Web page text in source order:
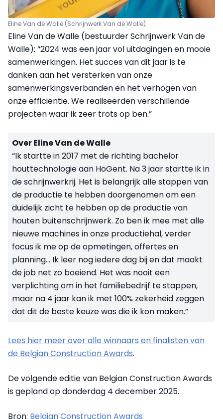
Eline Van de Walle (Schrijnwerk Van de Walle)
Eline Van de Walle (bestuurder Schrijnwerk Van de
Walle): “2024 was een jaar vol uitdagingen en mooie
samenwerkingen. Het succes van dit jaar is te
danken aan het versterken van onze
samenwerkingsverbanden en het verhogen van
onze efficiëntie. We realiseerden verschillende
projecten waar ik zeer trots op ben.”
Over Eline Van de Walle
“Ik startte in 2017 met de richting bachelor
houttechnologie aan HoGent. Na 3 jaar startte ik in
de schrijnwerkrij. Het is belangrijk alle stappen van
de productie te hebben doorgenomen om een
duidelijk zicht te hebben op de productie van
houten buitenschrijnwerk. Zo ben ik mee met alle
nieuwe machines in onze productiehal, verder
focus ik me op de opmetingen, offertes en
planning… Ik leer nog iedere dag bij en dat maakt
de job net zo boeiend. Het was nooit een
verplichting om in het familiebedrijf te stappen,
maar na 4 jaar kan ik met 100% zekerheid zeggen
dat dit de beste keuze was die ik kon maken.”
Lees hier meer over alle winnaars en finalisten van
de Belgian Construction Awards.
De volgende editie van Belgian Construction Awards
is gepland op donderdag 4 december 2025.
Bron: Belgian Construction Awards